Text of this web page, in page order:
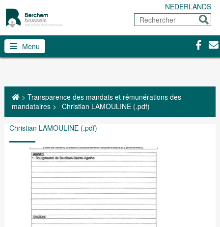
NEDERLANDS
Rechercher
Menu
> Transparence des mandats et rémunérations des
mandataires> Christian LAMOULINE (.pdf)
Christian LAMOULINE (.pdf)